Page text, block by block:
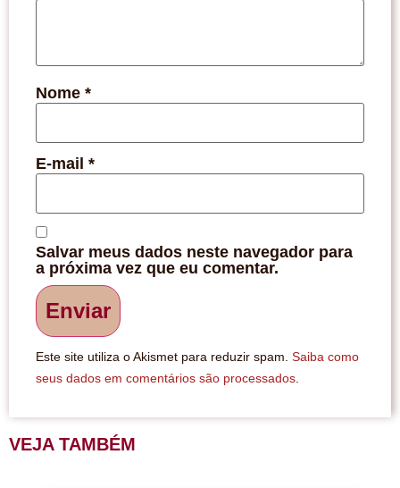
Nome *
E-mail *
Salvar meus dados neste navegador para
a próxima vez que eu comentar.
Este site utiliza o Akismet para reduzir spam. Saiba como
seus dados em comentários são processados
VEJA TAMBÉM